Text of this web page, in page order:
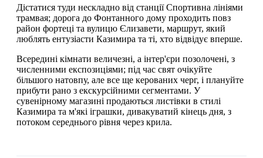
Дістатися туди нескладно від станції Спортивна лініями
трамвая; дорога до Фонтанного дому проходить повз
район фортеці та вулицю Єлизавети, маршрут, який
люблять ентузіасти Казимира та ті, хто відвідує вперше.
Всередині кімнати величезні, а інтер'єри позолочені, з
численними експозиціями; під час свят очікуйте
більшого натовпу, але все ще керованих черг, і плануйте
прибути рано з екскурсійними сегментами. У
сувенірному магазині продаються листівки в стилі
Казимира та м'які іграшки, дивакуватий кінець дня, з
потоком середнього рівня через крила.